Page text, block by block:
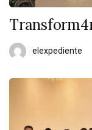
elexpediente